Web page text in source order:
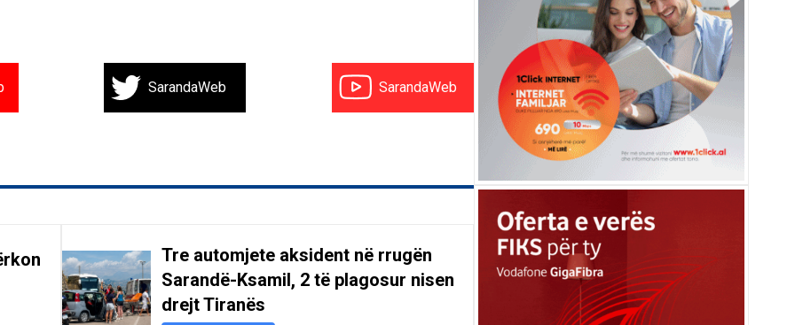
SarandaWeb SarandaWeb
Tre automjete aksident në rrugën
Sarandë-Ksamil, 2 të plagosur nisen
drejt Tiranës